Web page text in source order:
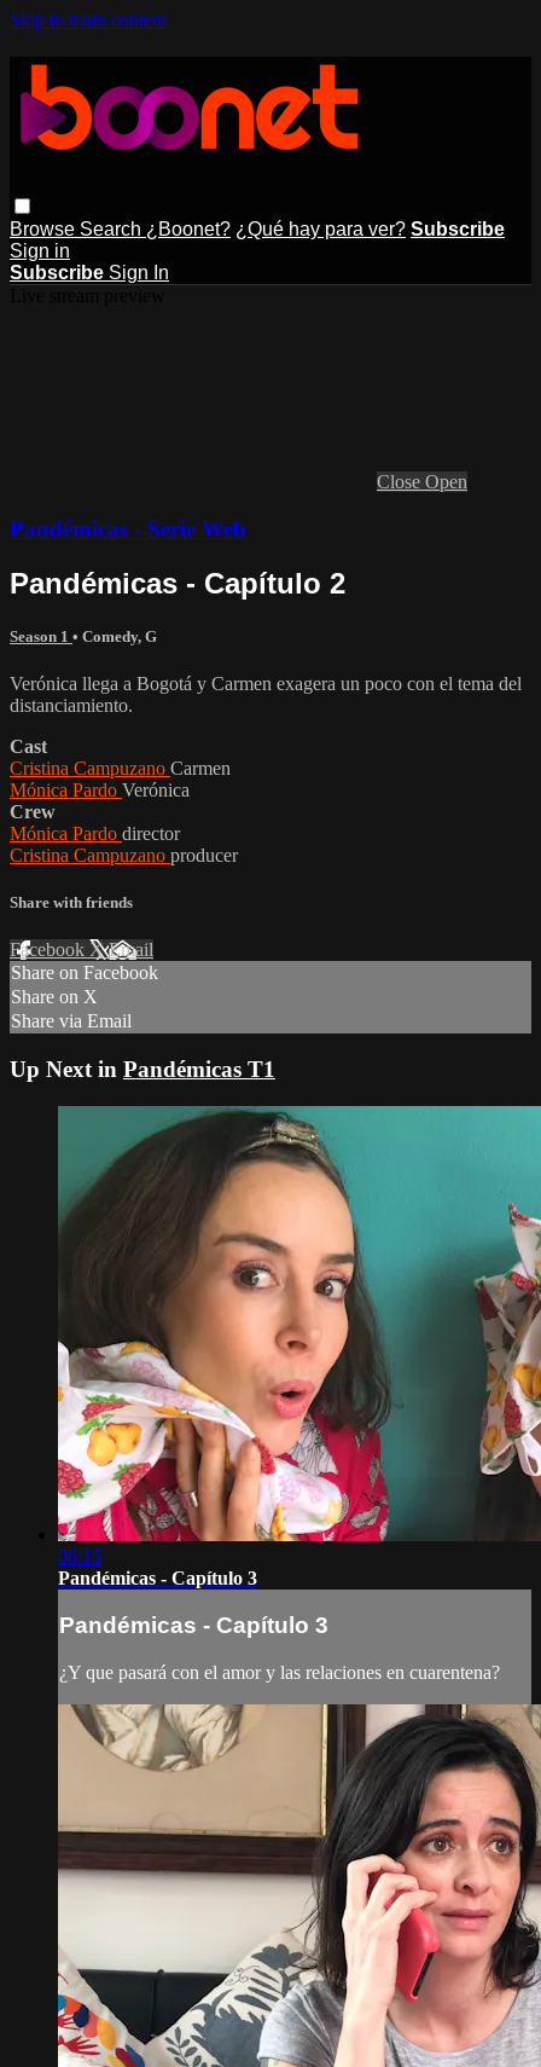
Skip to main content
Browse Search ¿Boonet? ¿Qué hay para ver? Subscribe
Sign in
Subscribe Sign In
Close Open
Pandémicas - Serie Web
Pandémicas - Capítulo 2
Season 1 • Comedy, G
Verónica llega a Bogotá y Carmen exagera un poco con el tema del
distanciamiento.
Cast
Cristina Campuzano Carmen
Mónica Pardo Verónica
Crew
Mónica Pardo director
Cristina Campuzano producer
Share with friends
Facebook XEmail
Share on Facebook
Share on X
Share via Email
Up Next in Pandémicas T1
06:15
Pandémicas - Capítulo 3
Pandémicas - Capítulo 3
¿Y que pasará con el amor y las relaciones en cuarentena?